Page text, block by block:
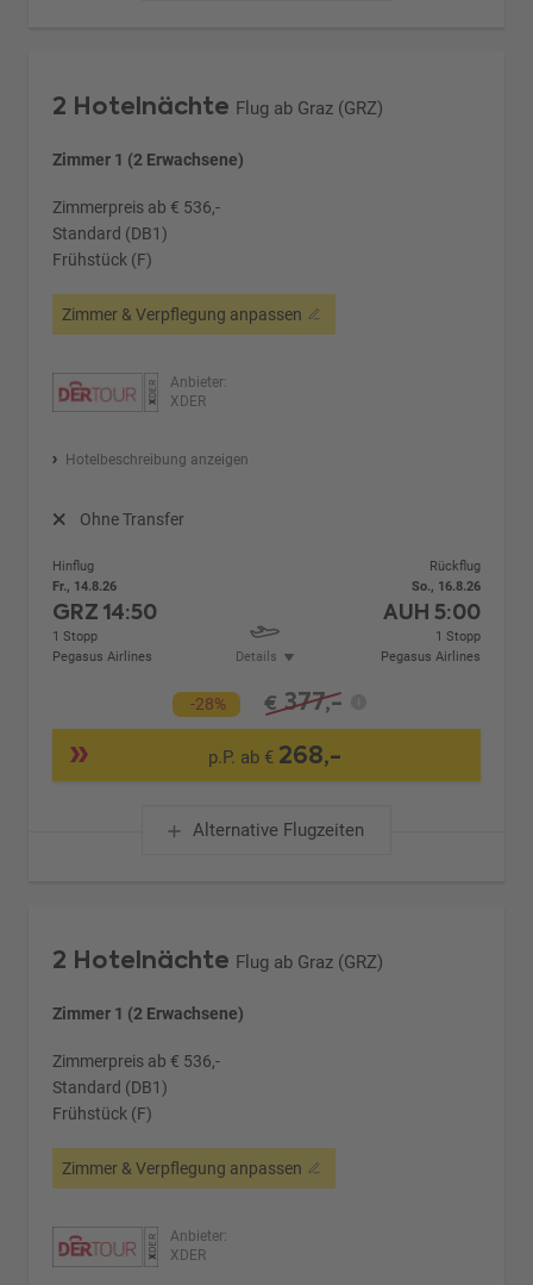
2 Hotelnächte Flug ab Graz (GRZ)
Zimmer 1 (2 Erwachsene)
Zimmerpreis ab € 536,-
Standard (DB1)
Frühstück (F)
Zimmer & Verpflegung anpassen
Anbieter:
XDER
Hotelbeschreibung anzeigen
Ohne Transfer
Hinflug
Fr., 14.8.26
GRZ14:50
1 Stopp
Pegasus Airlines
Details
Rückflug
So., 16.8.26
AUH 5:00
1 Stopp
Pegasus Airlines
-28% € 377,-
p.P. ab € 268,-
Alternative Flugzeiten
2 Hotelnächte Flug ab Graz (GRZ)
Zimmer 1 (2 Erwachsene)
Zimmerpreis ab € 536,-
Standard (DB1)
Frühstück (F)
Zimmer & Verpflegung anpassen
Anbieter:
XDER